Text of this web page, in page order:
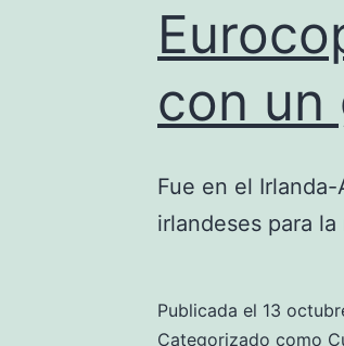
con un
Fue en el
irlandeses para la
Publicada el 13
Categorizado como